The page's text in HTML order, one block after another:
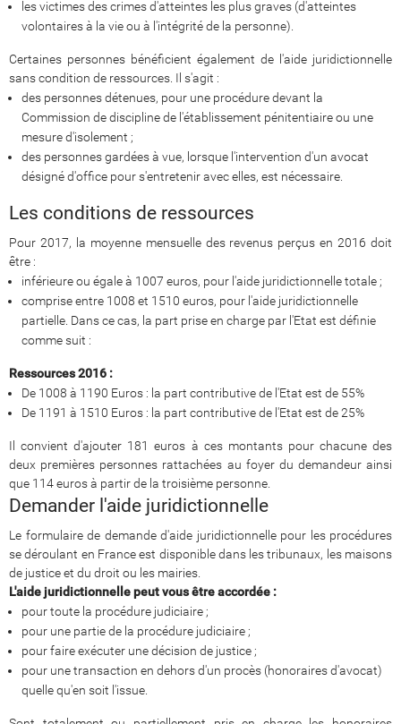
les victimes des crimes d'atteintes les plus graves (d'atteintes
volontaires à la vie ou à l'intégrité de la personne).
Certaines personnes bénéficient également de l'aide juridictionnelle
sans condition de ressources. Il s'agit :
des personnes détenues, pour une procédure devant la
Commission de discipline de l'établissement pénitentiaire ou une
mesure d'isolement ;
des personnes gardées à vue, lorsque l'intervention d'un avocat
désigné d'office pour s'entretenir avec elles, est nécessaire.
Les conditions de ressources
Pour 2017, la moyenne mensuelle des revenus perçus en 2016 doit
être :
inférieure ou égale à 1007 euros, pour l'aide juridictionnelle totale ;
comprise entre 1008 et 1510 euros, pour l'aide juridictionnelle
partielle. Dans ce cas, la part prise en charge par l'Etat est définie
comme suit :
Ressources 2016 :
De 1008 à 1190 Euros : la part contributive de l'Etat est de 55%
De 1191 à 1510 Euros : la part contributive de l'Etat est de 25%
Il convient d'ajouter 181 euros à ces montants pour chacune des
deux premières personnes rattachées au foyer du demandeur ainsi
que 114 euros à partir de la troisième personne.
Demander l'aide juridictionnelle
Le formulaire de demande d'aide juridictionnelle pour les procédures
se déroulant en France est disponible dans les tribunaux, les maisons
de justice et du droit ou les mairies.
L'aide juridictionnelle peut vous être accordée :
pour toute la procédure judiciaire ;
pour une partie de la procédure judiciaire ;
pour faire exécuter une décision de justice ;
pour une transaction en dehors d'un procès (honoraires d'avocat)
quelle qu'en soit l'issue.